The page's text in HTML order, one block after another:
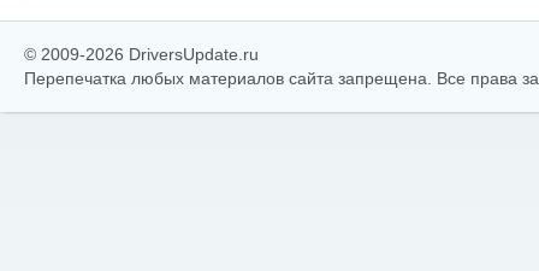
© 2009-2026 DriversUpdate.ru
Перепечатка любых материалов сайта запрещена. Все права